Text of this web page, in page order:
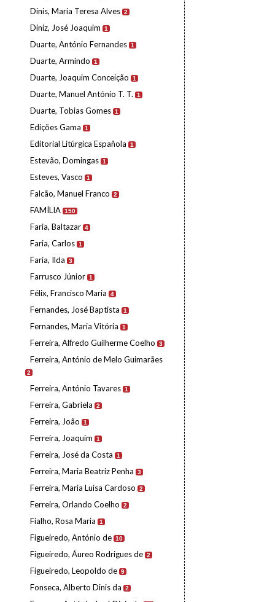
Dinis, Maria Teresa Alves 2
Diniz, José Joaquim 1
Duarte, António Fernandes 1
Duarte, Armindo 1
Duarte, Joaquim Conceição 1
Duarte, Manuel António T. T. 1
Duarte, Tobias Gomes 1
Edições Gama 1
Editorial Litúrgica Española 1
Estevão, Domingas 1
Esteves, Vasco 1
Falcão, Manuel Franco 2
FAMÍLIA 150
Faria, Baltazar 4
Faria, Carlos 1
Faria, Ilda 3
Farrusco Júnior 1
Félix, Francisco Maria 4
Fernandes, José Baptista 1
Fernandes, Maria Vitória 1
Ferreira, Alfredo Guilherme Coelho 3
Ferreira, António de Melo Guimarães
2
Ferreira, António Tavares 1
Ferreira, Gabriela 2
Ferreira, João 1
Ferreira, Joaquim 1
Ferreira, José da Costa 1
Ferreira, Maria Beatriz Penha 3
Ferreira, Maria Luísa Cardoso 2
Ferreira, Orlando Coelho 2
Fialho, Rosa Maria 1
Figueiredo, António de 10
Figueiredo, Áureo Rodrigues de 2
Figueiredo, Leopoldo de 9
Fonseca, Alberto Dinis da 2